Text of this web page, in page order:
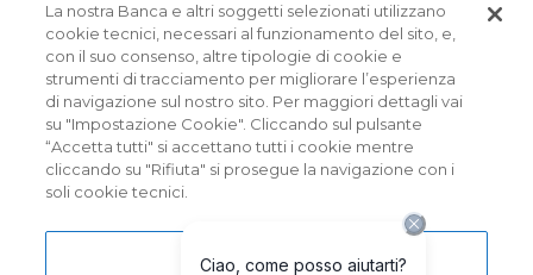
© 2026 Banca Popolare del Lazio.
Tutti i diritti riservati
Banca Popolare del Lazio Soc. Coop. per Azioni | Sede
Sociale e Direzione Generale: Via Martiri delle Fosse
Ardeatine, 9 – 00049 VELLETRI (RM) – Capogruppo del
Gruppo Bancario Banca Popolare del Lazio | Albo dei Gruppi
La nostra Banca e altri soggetti selezionati utilizzano
cookie tecnici, necessari al funzionamento del sito, e,
con il suo consenso, altre tipologie di cookie e
strumenti di tracciamento per migliorare l’esperienza
di navigazione sul nostro sito. Per maggiori dettagli vai
su "Impostazione Cookie". Cliccando sul pulsante
“Accetta tutti" si accettano tutti i cookie mentre
cliccando su "Rifiuta" si prosegue la navigazione con i
soli cookie tecnici.
Impostazioni cookie